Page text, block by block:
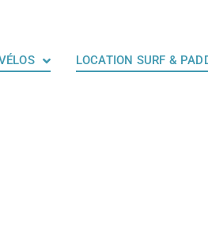
LOCATION SURF &